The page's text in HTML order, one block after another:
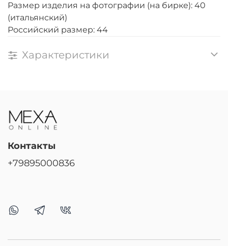
Размер изделия на фотографии (на бирке): 40
(итальянский)
Российский размер: 44
Характеристики
Контакты
+79895000836